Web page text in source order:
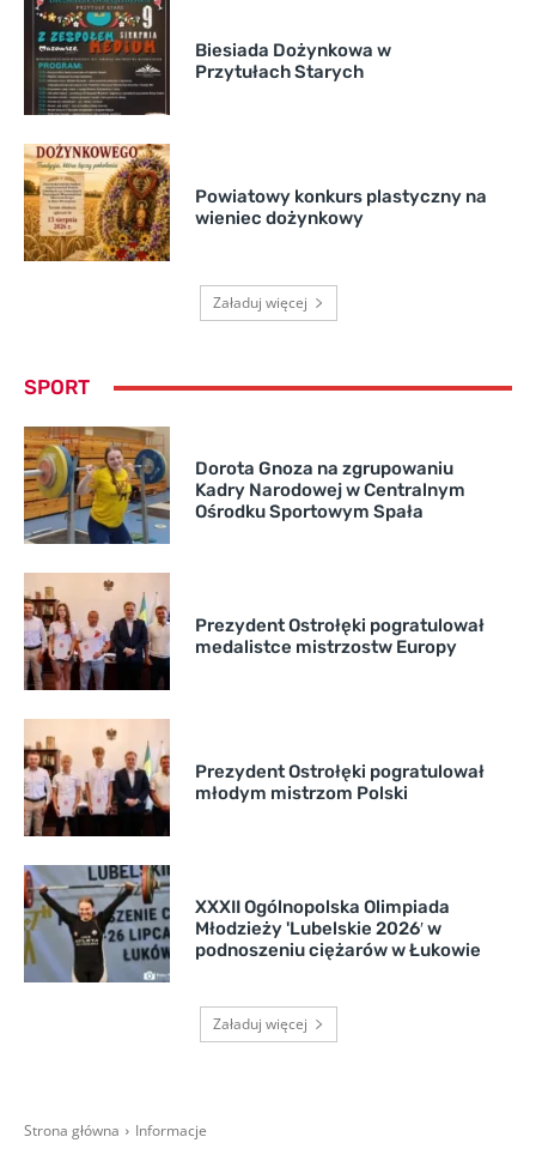
Biesiada Dożynkowa w
Przytułach Starych
Powiatowy konkurs plastyczny na
wieniec dożynkowy
Załaduj więcej
SPORT
Dorota Gnoza na zgrupowaniu
Kadry Narodowej w Centralnym
Ośrodku Sportowym Spała
Prezydent Ostrołęki pogratulował
medalistce mistrzostw Europy
Prezydent Ostrołęki pogratulował
młodym mistrzom Polski
XXXII Ogólnopolska Olimpiada
Młodzieży 'Lubelskie 2026′ w
podnoszeniu ciężarów w Łukowie
Załaduj więcej